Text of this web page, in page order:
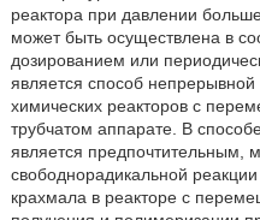
реактора при давлении
может быть осуществлена в
дозированием или
является способ
химических реакторов с
трубчатом аппарате. В
является предпочтительным,
свободнорадикальной
крахмала в реакторе с